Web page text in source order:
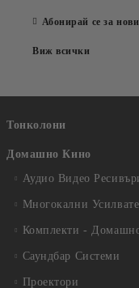
Абонирай се за
Виж всички
Тонколони
Домашно Кино
Аудио Видео
Многокални
Комплекти -
Саундбар Системи
Проектори